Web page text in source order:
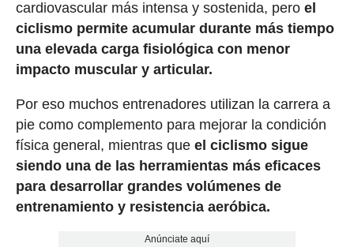
cardiovascular más intensa y sostenida, peroel
ciclismo permite acumular durante más tiempo
una elevada carga fisiológica con menor
impacto muscular y articular.
Por eso muchos entrenadores utilizan la carrera a
pie como complemento para mejorar la condición
física general, mientras que el ciclismo sigue
siendo una de las herramientas más eficaces
para desarrollar grandes volúmenes de
entrenamiento y resistencia aeróbica.
Anúnciate aquí